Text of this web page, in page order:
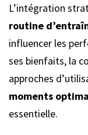
L’intégration
routine
influencer les
ses bienfaits, la
approches
moments
essentielle.